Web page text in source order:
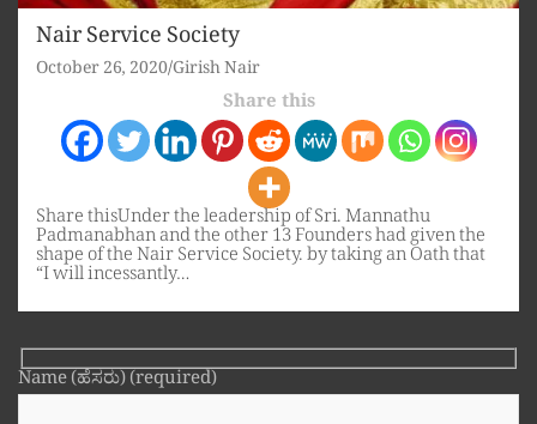
Nair Service Society
October 26, 2020 Girish Nair
Share this
Share thisUnder the leadership of Sri. Mannathu
Padmanabhan and the other 13 Founders had given the
shape of the Nair Service Society. by taking an Oath that
“I will incessantly…
Name (ಹೆಸರು) (required)